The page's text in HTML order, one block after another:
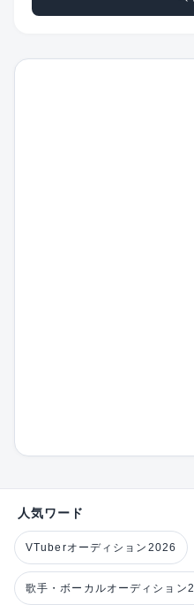
人気ワード
VTuberオーディション2026
歌手・ボーカルオーディション